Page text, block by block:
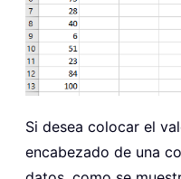
Si desea colocar el
encabezado de una